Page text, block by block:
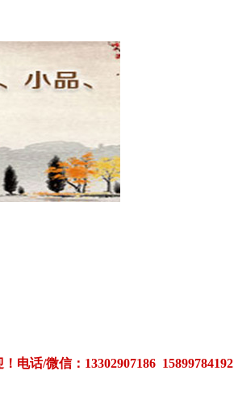
话/微信：13302907186 15899784192